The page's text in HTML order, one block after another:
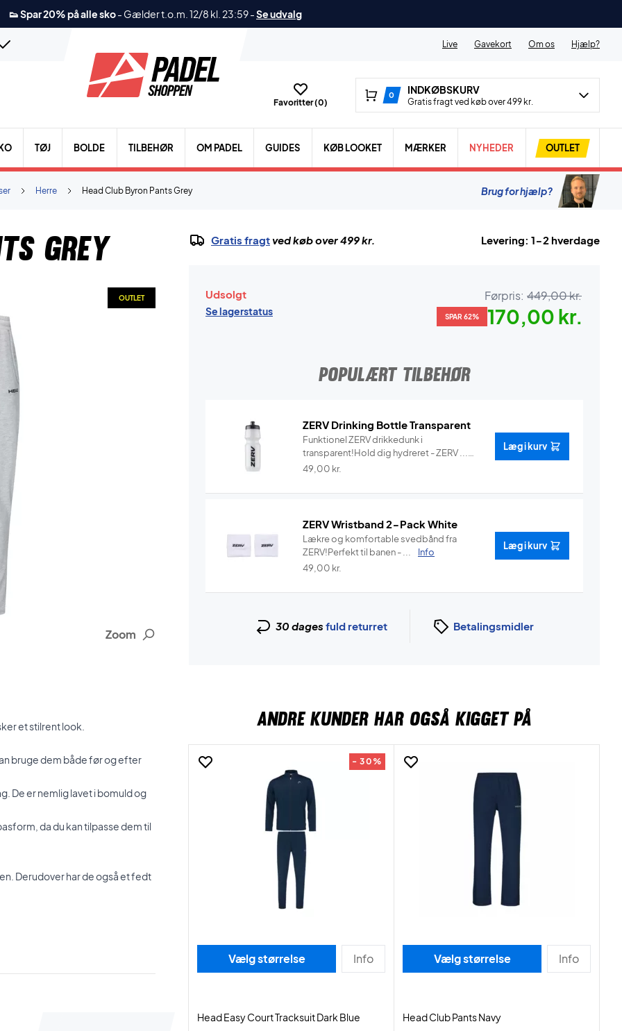
👟 Spar 20% på alle sko- Gælder t.o.m. 12/8 kl. 23:59-Se udvalg
Live Gavekort Om os Hjælp?
Favoritter (0)
0 INDKØBSKURV
Gratis fragt ved køb over 499 kr.
TØJ BOLDE TILBEHØR OM PADEL GUIDES KØB LOOKET MÆRKER NYHEDER OUTLET
Head Club Byron Pants Grey
Herre Brug for hjælp?
Grey
Zoom
OUTLET
et stilrent look.
bruge dem både før og efter
De er nemlig lavet i bomuld og
da du kan tilpasse dem til
Derudover har de også et fedt
Gratis fragtved køb over 499 kr. Levering: 1-2 hverdage
Udsolgt
Se lagerstatus
Førpris: 449,00 kr.
SPAR 62% 170,00 kr.
POPULÆRT TILBEHØR
ZERV Drinking Bottle Transparent
Funktionel ZERV drikkedunk i
transparent!Hold dig hydreret - ZERV ...
Info
49,00 kr.
Læg i kurv
ZERV Wristband 2-Pack White
Lækre og komfortable svedbånd fra
ZERV!Perfekt til banen - ...
Info
49,00 kr.
Læg i kurv
30 dages fuld returret Betalingsmidler
ANDRE KUNDER HAR OGSÅ KIGGET PÅ
- 30%
Vælg størrelse Info
Head Easy Court Tracksuit Dark Blue
Vælg størrelse Info
Head Club Pants Navy